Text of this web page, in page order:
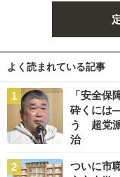
よく読まれている記事
「安全保
砕くには
う 超党
治
ついに市